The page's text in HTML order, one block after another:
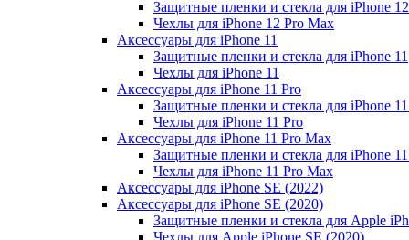
Защитные пленки и стекла для iPhone
Чехлы для iPhone 12 Pro Max
Аксессуары для iPhone 11
Защитные пленки и стекла для iPhone 11
Чехлы для iPhone 11
Аксессуары для iPhone 11 Pro
Защитные пленки и стекла для iPhone
Чехлы для iPhone 11 Pro
Аксессуары для iPhone 11 Pro Max
Защитные пленки и стекла для iPhone
Чехлы для iPhone 11 Pro Max
Аксессуары для iPhone SE (2022)
Аксессуары для iPhone SE (2020)
Защитные пленки и стекла для Apple
Чехлы для Apple iPhone SE (2020)